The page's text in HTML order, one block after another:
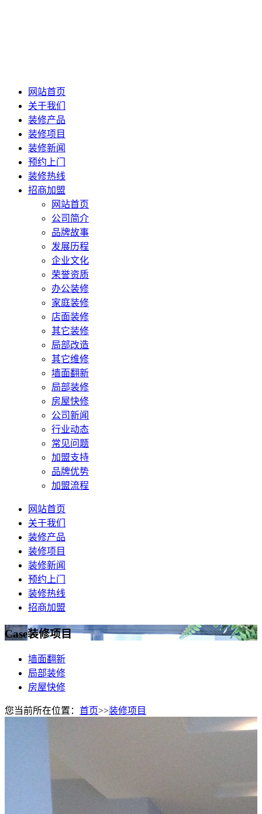
网站首页
关于我们
装修产品
装修项目
装修新闻
预约上门
装修热线
招商加盟
网站首页
公司简介
品牌故事
发展历程
企业文化
荣誉资质
办公装修
家庭装修
店面装修
其它装修
局部改造
其它维修
墙面翻新
局部装修
房屋快修
公司新闻
行业动态
常见问题
加盟支持
品牌优势
加盟流程
网站首页
关于我们
装修产品
装修项目
装修新闻
预约上门
装修热线
招商加盟
Case装修项目
墙面翻新
局部装修
房屋快修
您当前所在位置： 首页>>装修项目